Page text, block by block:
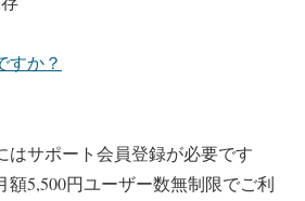
すか？
はサポート会員登録が必要です
5,500円ユーザー数無制限でご利